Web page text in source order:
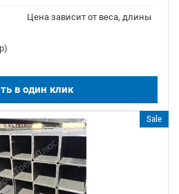
Цена зависит от веса, длины
в один клик
Sale